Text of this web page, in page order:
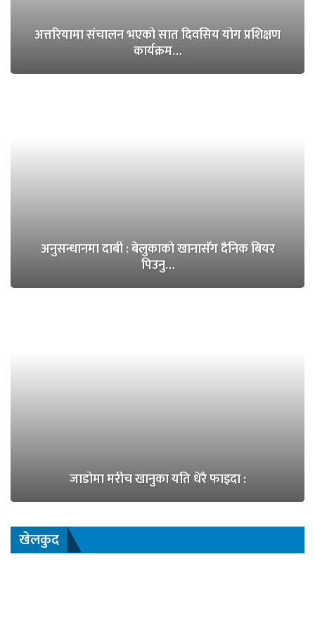
अत्तरियामा संचालन भएको सात दिवसिय योग प्रशिक्षण
कार्यक्रम…
अनुसन्धानमा दाबी : बेलुकाको खानासँग दैनिक बियर
पिउनु…
जाडोमा मरीच खानुका यति धेरै फाइदा :
खेलकुद